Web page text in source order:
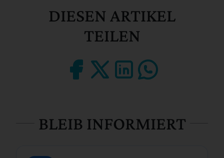
DIESEN ARTIKEL
TEILEN
BLEIB INFORMIERT